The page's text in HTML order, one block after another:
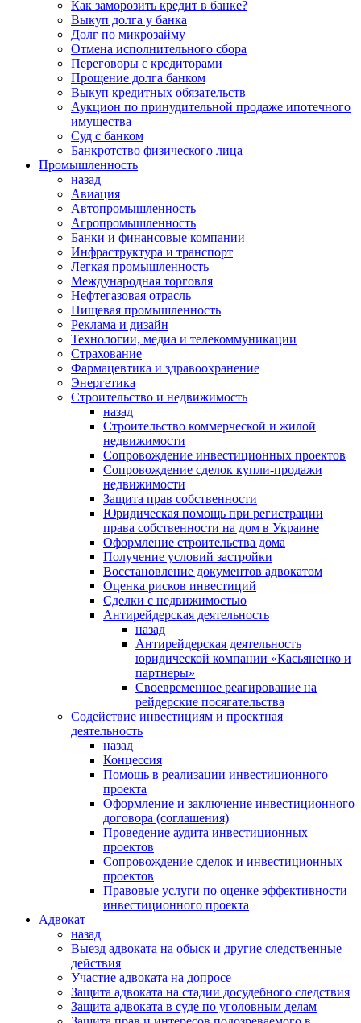
Как заморозить кредит в банке?
Выкуп долга у банка
Долг по микрозайму
Отмена исполнительного сбора
Переговоры с кредиторами
Прощение долга банком
Выкуп кредитных обязательств
Аукцион по принудительной продаже ипотечного
имущества
Суд с банком
Банкротство физического лица
Промышленность
назад
Авиация
Автопромышленность
Агропромышленность
Банки и финансовые компании
Инфраструктура и транспорт
Легкая промышленность
Международная торговля
Нефтегазовая отрасль
Пищевая промышленность
Реклама и дизайн
Технологии, медиа и телекоммуникации
Страхование
Фармацевтика и здравоохранение
Энергетика
Строительство и недвижимость
назад
Строительство коммерческой и жилой
недвижимости
Сопровождение инвестиционных проектов
Сопровождение сделок купли-продажи
недвижимости
Защита прав собственности
Юридическая помощь при регистрации
права собственности на дом в Украине
Оформление строительства дома
Получение условий застройки
Восстановление документов адвокатом
Оценка рисков инвестиций
Сделки с недвижимостью
Антирейдерская деятельность
назад
Антирейдерская деятельность
юридической компании «Касьяненко и
партнеры»
Своевременное реагирование на
рейдерские посягательства
Содействие инвестициям и проектная
деятельность
назад
Концессия
Помощь в реализации инвестиционного
проекта
Оформление и заключение инвестиционного
договора (соглашения)
Проведение аудита инвестиционных
проектов
Сопровождение сделок и инвестиционных
проектов
Правовые услуги по оценке эффективности
инвестиционного проекта
Адвокат
назад
Выезд адвоката на обыск и другие следственные
действия
Участие адвоката на допросе
Защита адвоката на стадии досудебного следствия
Защита адвоката в суде по уголовным делам